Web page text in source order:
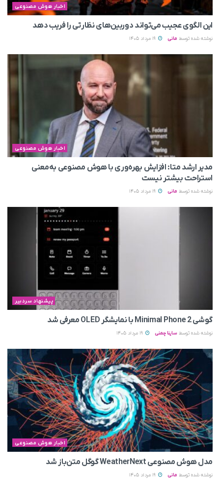
اخبار هوش مصنوعی
این الگوی عجیب می‌تواند دوربین‌های نظارتی را فریب دهد
نوشته شده توسط مانی
اخبار هوش مصنوعی
مدیر ارشد متا: افزایش بهره‌وری با هوش مصنوعی به‌معنی
استراحت بیشتر نیست
نوشته شده توسط مانی
پیشنهاد سردبیر
گوشی Minimal Phone 2 با نمایشگر OLED معرفی شد
نوشته شده توسط ساینا چمنی
اخبار هوش مصنوعی
مدل هوش مصنوعی WeatherNext گوگل متن‌باز شد
نوشته شده توسط مانی